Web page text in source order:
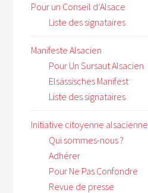
Pour un Conseil d’Alsace
Liste des signataires
Manifeste Alsacien
Pour Un Sursaut Alsacien
Elsässisches Manifest
Liste des signataires
Initiative citoyenne alsacienne
Qui sommes-nous ?
Adhérer
Pour Ne Pas Confondre
Revue de presse